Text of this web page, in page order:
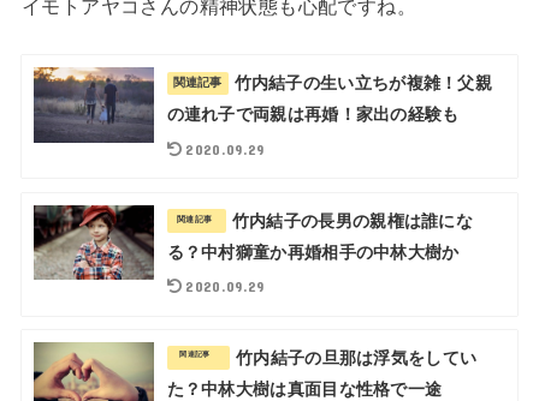
イモトアヤコさんの精神状態も心配ですね。
関連記事
竹内結子の生い立ちが複雑！父親
の連れ子で両親は再婚！家出の経験も
2020.09.29
関連記事
竹内結子の長男の親権は誰にな
る？中村獅童か再婚相手の中林大樹か
2020.09.29
関連記事
竹内結子の旦那は浮気をしてい
た？中林大樹は真面目な性格で一途